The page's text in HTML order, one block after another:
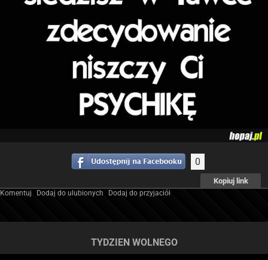
0
Kopiuj link
Komentuj Dodaj do ulubionych Dodaj do przyjaciół
TYDZIEN WOLNEGO